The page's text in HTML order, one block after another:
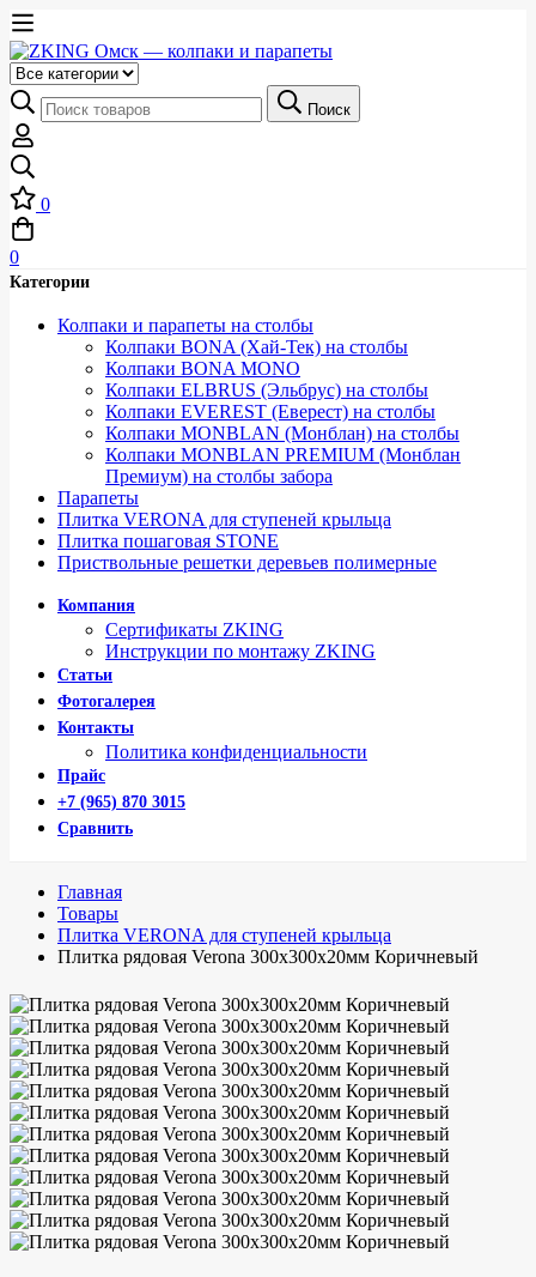
Выберите
категорию
Искать:
Поиск
0
0
Категории
Колпаки и парапеты на столбы
Колпаки BONA (Хай-Тек) на столбы
Колпаки BONA MONO
Колпаки ELBRUS (Эльбрус) на столбы
Колпаки EVEREST (Еверест) на столбы
Колпаки MONBLAN (Монблан) на столбы
Колпаки MONBLAN PREMIUM (Монблан
Премиум) на столбы забора
Парапеты
Плитка VERONA для ступеней крыльца
Плитка пошаговая STONE
Приствольные решетки деревьев полимерные
Компания
Сертификаты ZKING
Инструкции по монтажу ZKING
Статьи
Фотогалерея
Контакты
Политика конфиденциальности
Прайс
+7 (965) 870 3015
Сравнить
Главная
Товары
Плитка VERONA для ступеней крыльца
Плитка рядовая Verona 300х300х20мм Коричневый